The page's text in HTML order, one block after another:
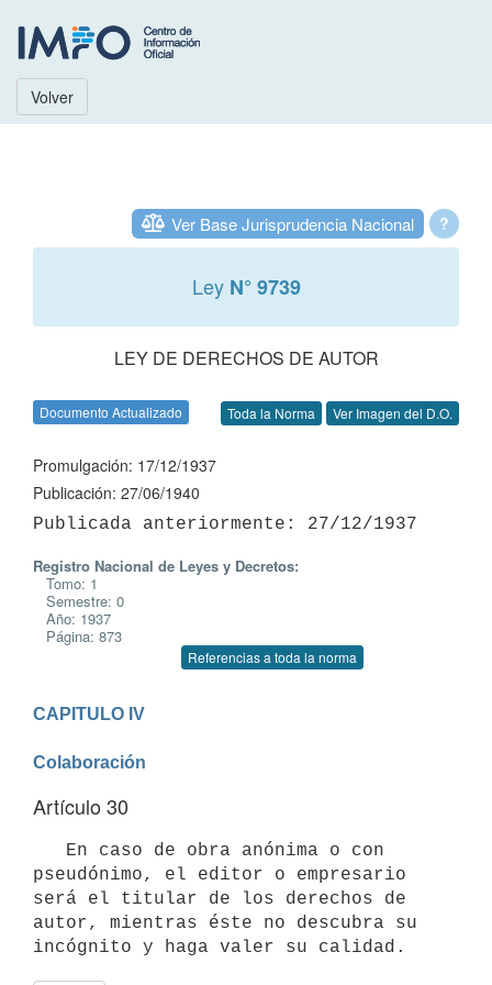
Volver
?
Ver Base Jurisprudencia Nacional
Ley N° 9739
LEY DE DERECHOS DE AUTOR
Documento Actualizado Toda la Norma Ver Imagen del D.O.
Promulgación: 17/12/1937
Publicación: 27/06/1940
Registro Nacional de Leyes y Decretos:
Tomo: 1
Semestre: 0
Año: 1937
Página: 873
Referencias a toda la norma
CAPITULO IV
Colaboración
Artículo 30
pseudónimo, el editor o empresario
será el titular de los derechos de
autor, mientras éste no descubra su
incógnito y haga valer su calidad.